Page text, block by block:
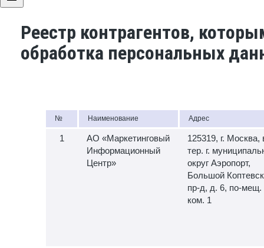
Реестр контрагентов,
обработка персональных
№ Наименование Адрес
АО «Маркетинговый
Информационный
Центр»
125319, г. Москва,
тер. г.
округ Аэропорт,
Большой
пр-д, д. 6, по-мещ.
ком. 1